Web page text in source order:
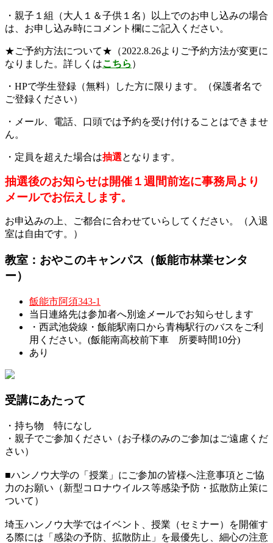
・親子１組（大人１＆子供１名）以上でのお申し込みの場合
は、お申し込み時にコメント欄にご記入ください。
★ご予約方法について★ （2022.8.26よりご予約方法が変更に
なりました。詳しくはこちら ）
・ HPで学生登録（無料）した方に限ります。（保護者名で
ご登録ください）
・メール、電話、口頭では予約を受け付けることはできませ
ん。
・定員を超えた場合は抽選となります。
抽選後のお知らせは開催１週間前迄に事務局より
メールでお伝えします。
お申込みの上、ご都合に合わせていらしてください。（入退
室は自由です。）
教室：おやこのキャンパス（飯能市林業センタ
ー）
飯能市阿須343-1
当日連絡先は参加者へ別途メールでお知らせします
・西武池袋線・飯能駅南口から青梅駅行のバスをご利
用ください。(飯能南高校前下車 所要時間10分)
あり
受講にあたって
・持ち物 特になし
・親子でご参加ください（お子様のみのご参加はご遠慮くだ
さい）
■ハンノウ大学の「授業」にご参加の皆様へ注意事項とご協
力のお願い（新型コロナウイルス等感染予防・拡散防止策に
ついて）
埼玉ハンノウ大学ではイベント、授業（セミナー）を開催す
る際には「感染の予防、拡散防止」を最優先し、細心の注意